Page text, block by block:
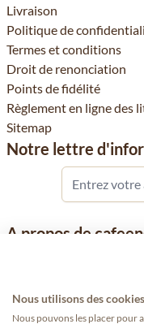
Livraison
Politique de
Termes et conditions
Droit de renonciation
Points de fidélité
Règlement en ligne des
Sitemap
Notre lettre
A propos de
Le grain de café fait
la vente de produits à
internationale, tels que
et les dosettes de café,
Nous utilisons des cookies
Nous pouvons les placer pour